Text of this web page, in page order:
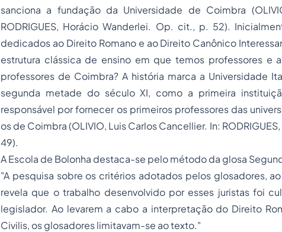
sanciona a fundação da Universidade de Coimbra
RODRIGUES, Horácio Wanderlei. Op. cit., p. 52).
dedicados ao Direito Romanoe ao Direito Canônico
estrutura clássica de ensino em que temos professores e
professores de Coimbra? A história marca a Universidade
segunda metade do século XI, como a primeira
responsável por fornecer os primeiros professores das
os de Coimbra (OLIVIO, Luis Carlos Cancellier. In:
49).
A Escola de Bolonha destaca-se pelo método da glosa
"A pesquisa sobre os critérios adotados pelos glosadores,
revela que o trabalho desenvolvido por esses juristas foi
legislador. Ao levarem a cabo a interpretação do Direito
Civilis, os glosadores limitavam-se ao texto."